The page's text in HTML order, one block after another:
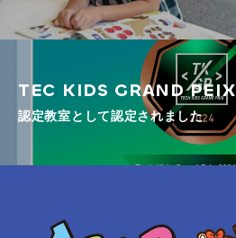
TEC KIDS GRAND PEIX
認定教室として認定されました